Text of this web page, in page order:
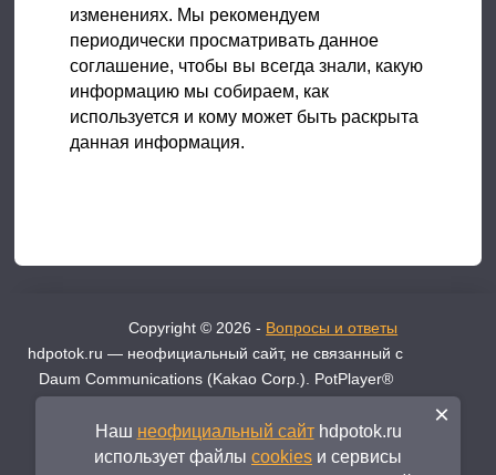
изменениях. Мы рекомендуем
периодически просматривать данное
соглашение, чтобы вы всегда знали, какую
информацию мы собираем, как
используется и кому может быть раскрыта
данная информация.
Copyright © 2026 - Вопросы и ответы
hdpotok.ru — неофициальный сайт, не связанный с
Daum Communications (Kakao Corp.). PotPlayer®
является зарегистрированным товарным знаком
Daum. Официальный разработчик —Daum
Communications ↗
×
Наш неофициальный сайтhdpotok.ru
использует файлы cookies и сервисы